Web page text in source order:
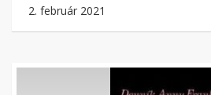
2. február 2021